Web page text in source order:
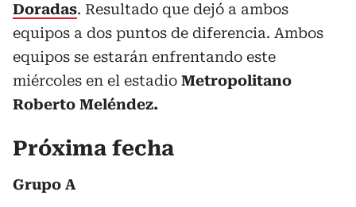
Doradas. Resultado que dejó a ambos
equipos a dos puntos de diferencia. Ambos
equipos se estarán enfrentando este
miércoles en el estadio Metropolitano
Roberto Meléndez.
Próxima fecha
Grupo A